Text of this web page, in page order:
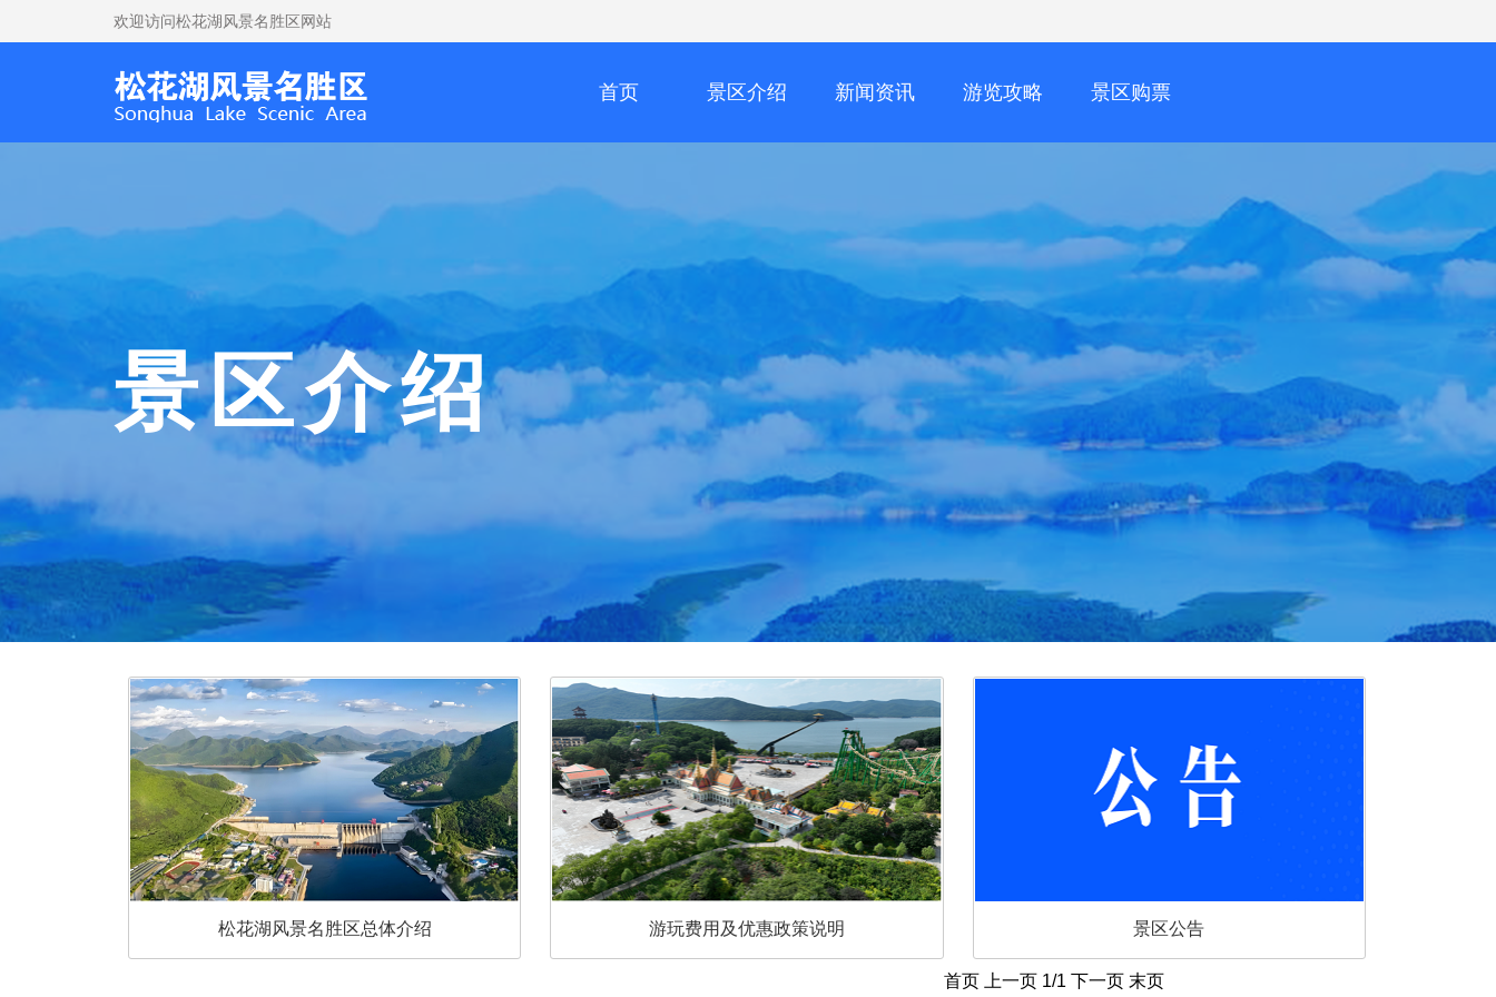
欢迎访问松花湖风景名胜区网站
首页 景区介绍
1794919997952061441
新闻资讯
1794919997952061441
游览攻略
1794919997952061441
景区购票
1794920184493731841
景区介绍
松花湖风景名胜区总体介绍 游玩费用及优惠政策说明 景区公告
首页 上一页 1/1 下一页 末页